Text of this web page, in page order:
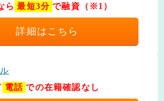
ら 最短3分 で融資（※1）
詳細はこちら
電話 での在籍確認なし